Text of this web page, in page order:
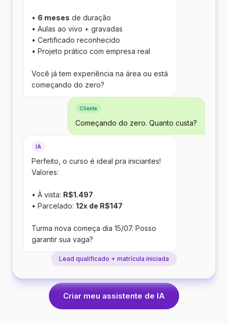
• 6 meses de duração
• Aulas ao vivo + gravadas
• Certificado reconhecido
• Projeto prático com empresa real
Você já tem experiência na área ou está
começando do zero?
Cliente
Começando do zero. Quanto custa?
IA
Perfeito, o curso é ideal pra iniciantes!
Valores:
• À vista: R$1.497
• Parcelado: 12x de R$147
Turma nova começa dia 15/07. Posso
garantir sua vaga?
Lead qualificado + matrícula iniciada
Criar meu assistente de IA